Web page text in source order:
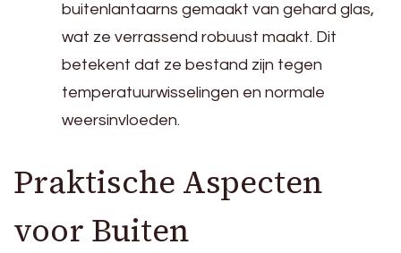
buitenlantaarns gemaakt van gehard glas,
wat ze verrassend robuust maakt. Dit
betekent dat ze bestand zijn tegen
temperatuurwisselingen en normale
weersinvloeden.
Praktische Aspecten
voor Buiten